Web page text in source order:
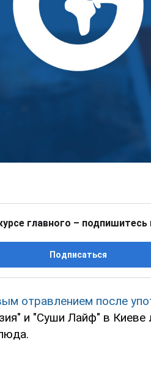
главного – подпишитесь
Подписаться
отравлением после
и "Суши Лайф" в Киеве